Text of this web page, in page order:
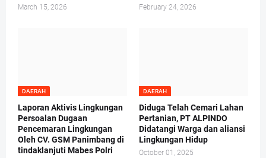
March 15, 2026 February 24, 2026
DAERAH
Laporan Aktivis Lingkungan
Persoalan Dugaan
Pencemaran Lingkungan
Oleh CV. GSM Panimbang di
tindaklanjuti Mabes Polri
DAERAH
Diduga Telah Cemari Lahan
Pertanian, PT ALPINDO
Didatangi Warga dan aliansi
Lingkungan Hidup
October 01, 2025